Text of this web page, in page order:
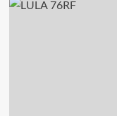
Bolsonaro